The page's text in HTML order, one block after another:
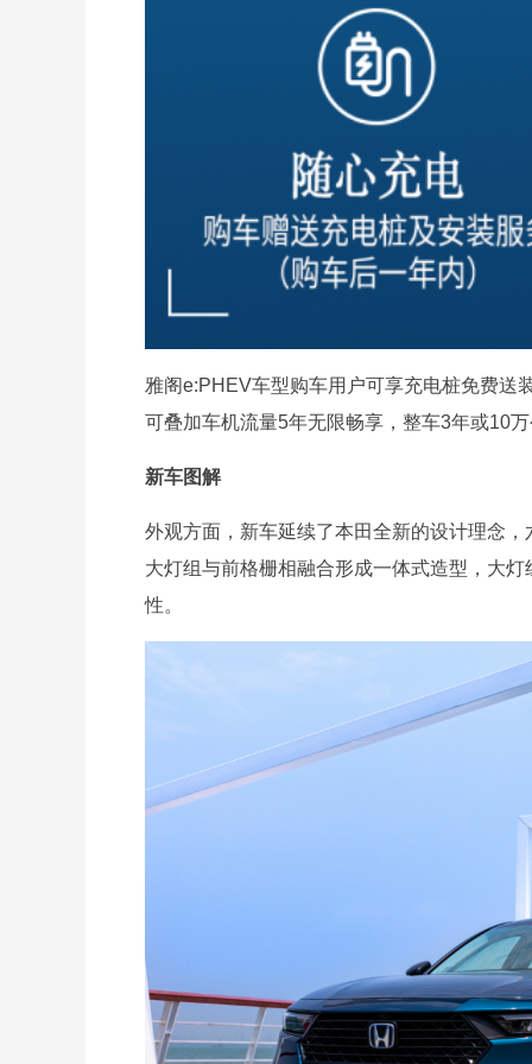
雅阁e:PHEV车型购车用户可享充电桩免费送
可叠加车机流量5年无限畅享，整车3年或10
新车图解
外观方面，新车延续了本田全新的设计理念
大灯组与前格栅相融合形成一体式造型，大
性。